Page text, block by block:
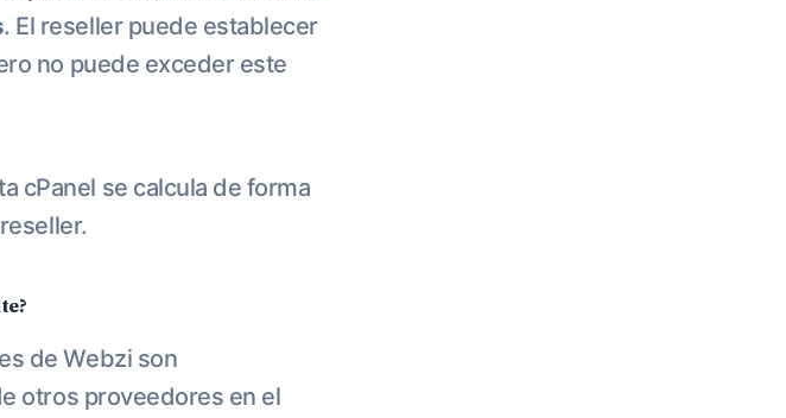
. El reseller puede establecer
no puede exceder este
cPanel se calcula de forma
de Webzi son
otros proveedores en el